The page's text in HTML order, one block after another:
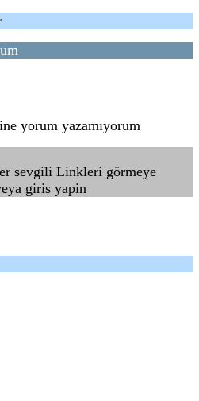
yorum yazamıyorum
sevgili Linkleri görmeye
giris yapin